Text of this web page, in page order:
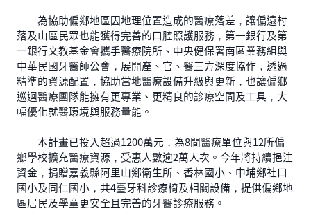
為協助偏鄉地區因地理位置造成的醫療落差，讓偏遠村
落及山區民眾也能獲得完善的口腔照護服務，第一銀行及第
一銀行文教基金會攜手醫療院所、中央健保署南區業務組與
中華民國牙醫師公會，展開產、官、醫三方深度協作，透過
精準的資源配置，協助當地醫療設備升級與更新，也讓偏鄉
巡迴醫療團隊能擁有更專業、更精良的診療空間及工具，大
幅優化就醫環境與服務量能。
本計畫已投入超過1200萬元，為8間醫療單位與12所偏
鄉學校擴充醫療資源，受惠人數逾2萬人次。今年將持續挹注
資金，捐贈嘉義縣阿里山鄉衛生所、香林國小、中埔鄉社口
國小及同仁國小，共4臺牙科診療椅及相關設備，提供偏鄉地
區居民及學童更安全且完善的牙醫診療服務。